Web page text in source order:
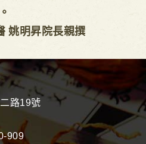
姚明昇院長親撰
路19號
909